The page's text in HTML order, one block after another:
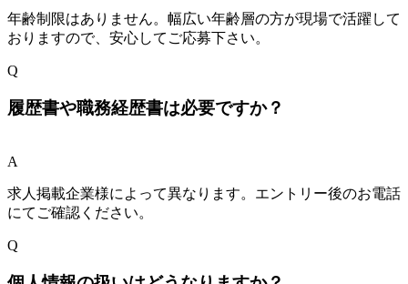
年齢制限はありません。幅広い年齢層の方が現場で活躍して
おりますので、安心してご応募下さい。
Q
履歴書や職務経歴書は必要ですか？
A
求人掲載企業様によって異なります。エントリー後のお電話
にてご確認ください。
Q